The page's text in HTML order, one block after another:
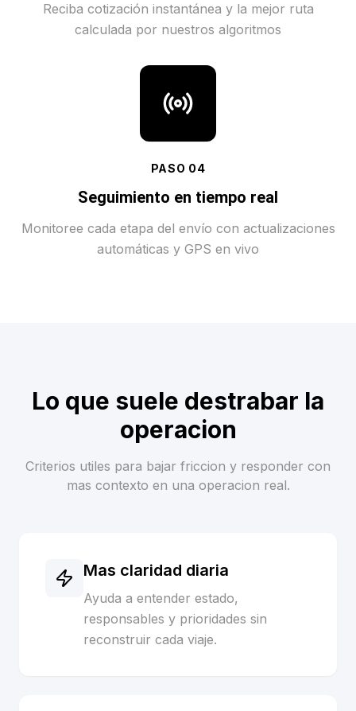
Reciba cotización instantánea y la mejor ruta
calculada por nuestros algoritmos
PASO 04
Seguimiento en tiempo real
Monitoree cada etapa del envío con actualizaciones
automáticas y GPS en vivo
Lo que suele destrabar la
operacion
Criterios utiles para bajar friccion y responder con
mas contexto en una operacion real.
Mas claridad diaria
Ayuda a entender estado,
responsables y prioridades sin
reconstruir cada viaje.